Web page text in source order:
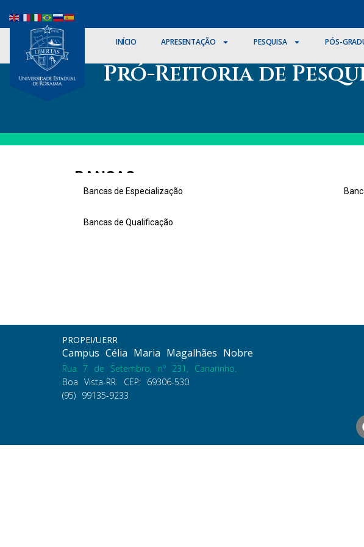
INÍCIO APRESENTAÇÃO PESQUISA PÓS-
Pró-Reitoria de
BANCAS
Bancas de Especialização
Bancas de Qualificação
PROPEI/UERR
Campus Célia Maria Magalhães Nobre
Rua 7 de Setembro, nº 231, Canarinho.
Boa Vista-RR. CEP: 69306-530
(95) 99135-9233